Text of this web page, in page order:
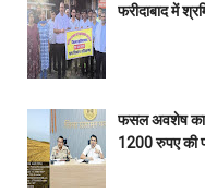
फरीदाबाद में
फसल अवशेष का
1200 रुपए की